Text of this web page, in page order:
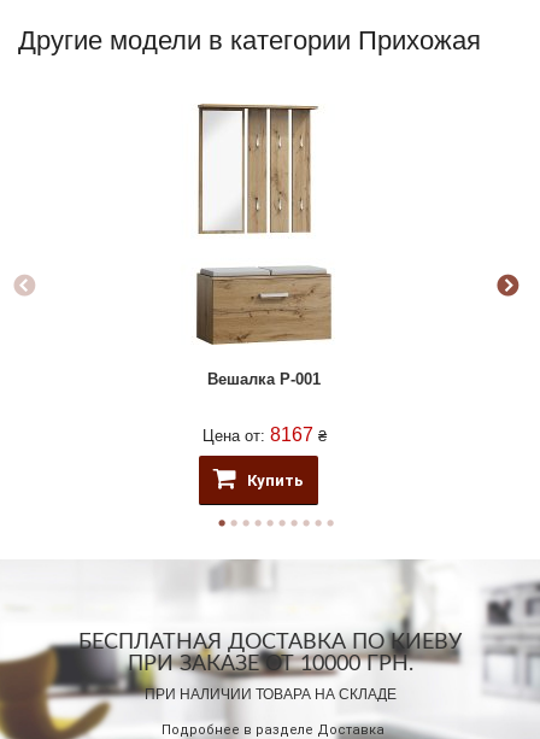
Другие модели в категории Прихожая
Вешалка P-001
Цена от: 8167 ₴
Купить
БЕСПЛАТНАЯ ДОСТАВКА ПО КИЕВУ
ПРИ ЗАКАЗЕ ОТ 10000 ГРН.
ПРИ НАЛИЧИИ ТОВАРА НА СКЛАДЕ
Подробнее в разделе Доставка